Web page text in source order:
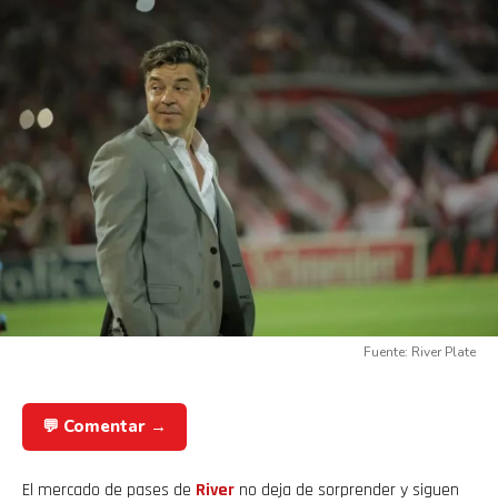
Fuente: River Plate
💬 Comentar →
El mercado de pases de River no deja de sorprender y siguen